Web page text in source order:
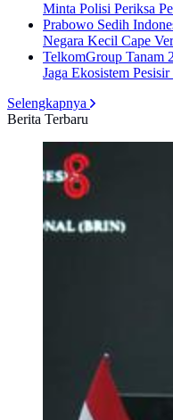
Minta Polisi Periksa
Prabowo Sedih
Negara Kecil Cape
TelkomGroup Tanam
Jaga Ekosistem
Selengkapnya
Berita Terbaru